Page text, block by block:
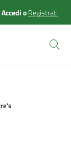
AccedioRegistrati